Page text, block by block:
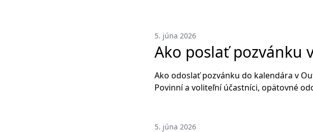
5. júna 2026
Ako poslať pozvánku
Ako odoslať pozvánku do kalendára v
Povinní a voliteľní účastníci, opätovné
5. júna 2026